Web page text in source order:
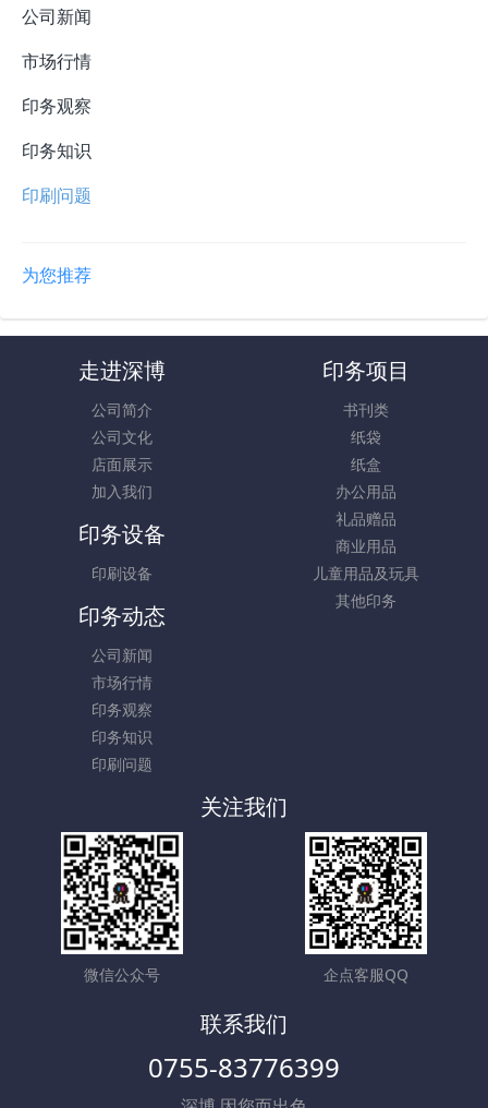
公司新闻
市场行情
印务观察
印务知识
印刷问题
为您推荐
走进深博
公司简介
公司文化
店面展示
加入我们
印务项目
书刊类
纸袋
纸盒
办公用品
礼品赠品
商业用品
儿童用品及玩具
其他印务
印务设备
印刷设备
印务动态
公司新闻
市场行情
印务观察
印务知识
印刷问题
关注我们
微信公众号 企点客服QQ
联系我们
0755-83776399